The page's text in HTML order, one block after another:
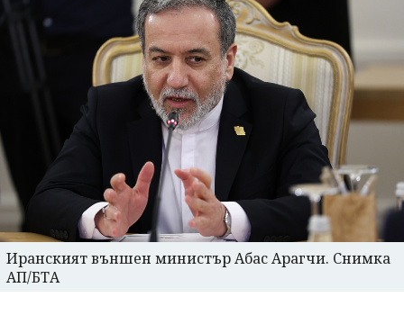
Иранският външен министър Абас Арагчи. Снимка
АП/БТА